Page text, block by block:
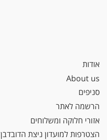
אודות
About us
סניפים
הרשמה לאתר
אזורי חלוקה ומשלוחים
הצטרפות למועדון ניצת הדובדבן